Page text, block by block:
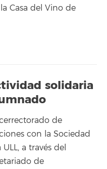
Casa del Vino de
solidaria
de
con la Sociedad
a través del
de